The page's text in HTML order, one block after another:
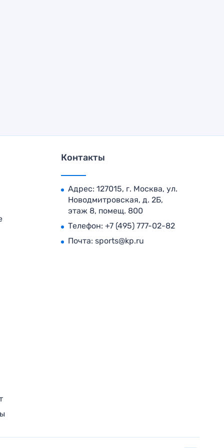
Контакты
Адрес: 127015, г. Москва, ул.
Новодмитровская, д. 2Б,
этаж 8, помещ. 800
Телефон: +7 (495) 777-02-82
Почта: sports@kp.ru